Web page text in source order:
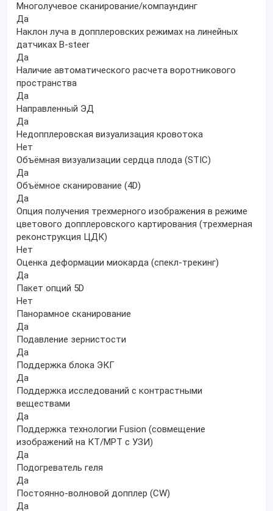
Многолучевое сканирование/компаундинг
Да
Наклон луча в допплеровских режимах на линейных
датчиках B-steer
Да
Наличие автоматического расчета воротникового
пространства
Да
Направленный ЭД
Да
Недопплеровская визуализация кровотока
Нет
Объёмная визуализации сердца плода (STIC)
Да
Объёмное сканирование (4D)
Да
Опция получения трехмерного изображения в режиме
цветового допплеровского картирования (трехмерная
реконструкция ЦДК)
Нет
Оценка деформации миокарда (спекл-трекинг)
Да
Пакет опций 5D
Нет
Панорамное сканирование
Да
Подавление зернистости
Да
Поддержка блока ЭКГ
Да
Поддержка исследований с контрастными
веществами
Да
Поддержка технологии Fusion (совмещение
изображений на КТ/МРТ с УЗИ)
Да
Подогреватель геля
Да
Постоянно-волновой допплер (CW)
Да